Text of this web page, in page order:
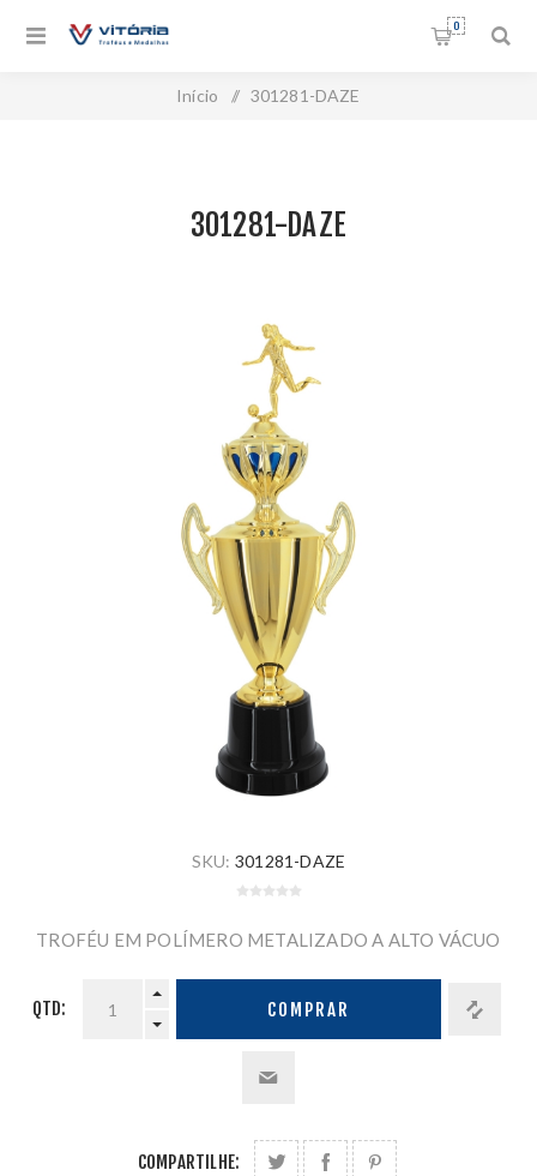
0
Início / 301281-DAZE
301281-DAZE
SKU: 301281-DAZE
TROFÉU EM POLÍMERO METALIZADO A ALTO VÁCUO
QTD: COMPRAR
COMPARTILHE: